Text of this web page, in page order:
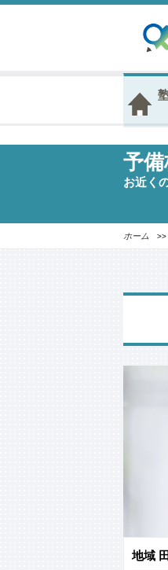
予
お近く
ホーム
地域